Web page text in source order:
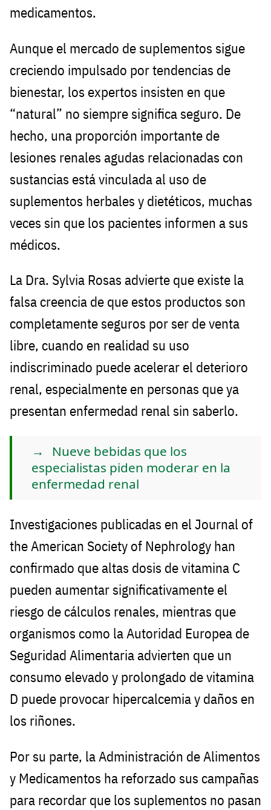
medicamentos.
Aunque el mercado de suplementos sigue
creciendo impulsado por tendencias de
bienestar, los expertos insisten en que
“natural” no siempre significa seguro. De
hecho, una proporción importante de
lesiones renales agudas relacionadas con
sustancias está vinculada al uso de
suplementos herbales y dietéticos, muchas
veces sin que los pacientes informen a sus
médicos.
La Dra. Sylvia Rosas advierte que existe la
falsa creencia de que estos productos son
completamente seguros por ser de venta
libre, cuando en realidad su uso
indiscriminado puede acelerar el deterioro
renal, especialmente en personas que ya
presentan enfermedad renal sin saberlo.
Nueve bebidas que los
especialistas piden moderar en la
enfermedad renal
Investigaciones publicadas en el Journal of
the American Society of Nephrology han
confirmado que altas dosis de vitamina C
pueden aumentar significativamente el
riesgo de cálculos renales, mientras que
organismos como la Autoridad Europea de
Seguridad Alimentaria advierten que un
consumo elevado y prolongado de vitamina
D puede provocar hipercalcemia y daños en
los riñones.
Por su parte, la Administración de Alimentos
y Medicamentos ha reforzado sus campañas
para recordar que los suplementos no pasan